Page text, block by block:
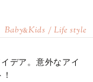
Baby&Kids / Life style
デア。意外なアイ